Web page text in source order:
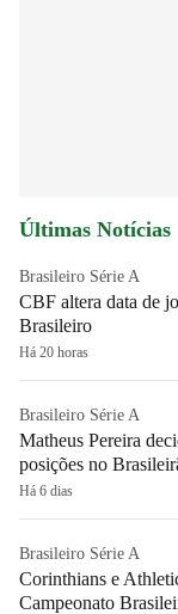
Últimas Notícias
Brasileiro Série A
CBF altera data de
Brasileiro
Há 20 horas
Brasileiro Série A
Matheus Pereira
posições no
Há 6 dias
Brasileiro Série A
Corinthians e
Campeonato